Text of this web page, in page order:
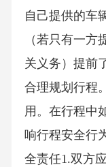
自己提供的车
（若只有一方
关义务）提前
合理规划行程
用。在行程中
响行程安全行
全责任1.双方